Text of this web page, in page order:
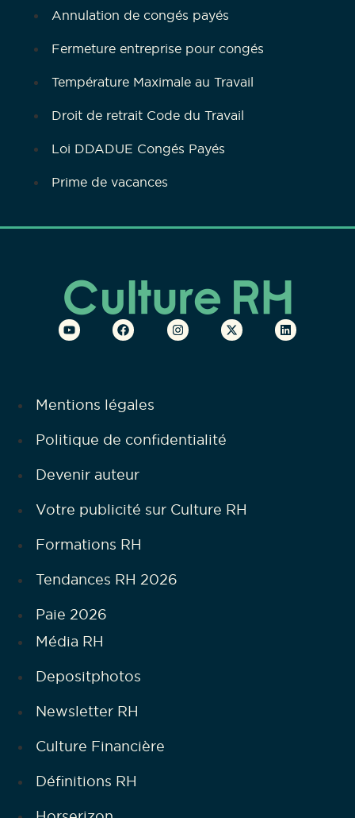
Annulation de congés payés
Fermeture entreprise pour congés
Température Maximale au Travail
Droit de retrait Code du Travail
Loi DDADUE Congés Payés
Prime de vacances
Mentions légales
Politique de confidentialité
Devenir auteur
Votre publicité sur Culture RH
Formations RH
Tendances RH 2026
Paie 2026
Média RH
Depositphotos
Newsletter RH
Culture Financière
Définitions RH